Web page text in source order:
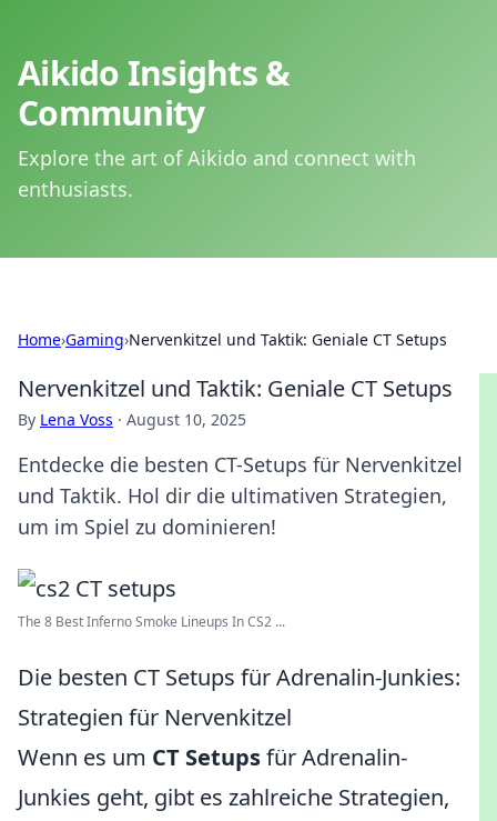
Aikido Insights &
Community
Explore the art of Aikido and connect with
enthusiasts.
Home›Gaming›Nervenkitzel und Taktik: Geniale CT Setups
Nervenkitzel und Taktik: Geniale CT Setups
By Lena Voss · August 10, 2025
Entdecke die besten CT-Setups für Nervenkitzel
und Taktik. Hol dir die ultimativen Strategien,
um im Spiel zu dominieren!
The 8 Best Inferno Smoke Lineups In CS2 ...
Die besten CT Setups für Adrenalin-Junkies:
Strategien für Nervenkitzel
Wenn es um CT Setupsfür Adrenalin-
Junkies geht, gibt es zahlreiche Strategien,